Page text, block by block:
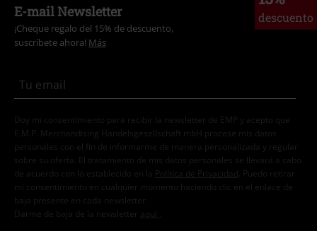
descuento
E-mail Newsletter
¡Cheque regalo del 15% de descuento,
suscríbete ahora! Más
Doy mi consentimiento para recibir la newsletter de EMP y acepto que
E.M.P. Merchandising Handelsgesellschaft mbH procese mis datos
personales con el fin de informarme de manera personalizada y regular
sobre su oferta. El tratamiento de mis datos personales se llevará a cabo
de acuerdo con lo establecido en la
Política de Privacidad . Puedo retirar
mi consentimiento en cualquier momento haciendo clic en el enlace de
baja presente en cada newsletter.
Darme de baja de la newsletter
aquí